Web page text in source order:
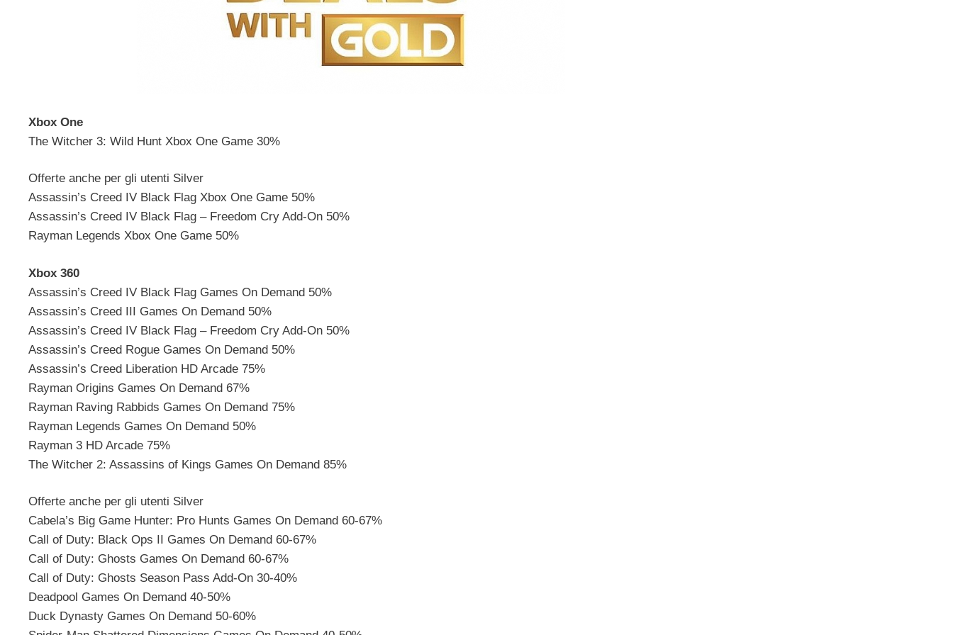
Xbox One
The Witcher 3: Wild Hunt Xbox One Game 30%
Offerte anche per gli utenti Silver
Assassin’s Creed IV Black Flag Xbox One Game 50%
Assassin’s Creed IV Black Flag – Freedom Cry Add-On 50%
Rayman Legends Xbox One Game 50%
Xbox 360
Assassin’s Creed IV Black Flag Games On Demand 50%
Assassin’s Creed III Games On Demand 50%
Assassin’s Creed IV Black Flag – Freedom Cry Add-On 50%
Assassin’s Creed Rogue Games On Demand 50%
Assassin’s Creed Liberation HD Arcade 75%
Rayman Origins Games On Demand 67%
Rayman Raving Rabbids Games On Demand 75%
Rayman Legends Games On Demand 50%
Rayman 3 HD Arcade 75%
The Witcher 2: Assassins of Kings Games On Demand 85%
Offerte anche per gli utenti Silver
Cabela’s Big Game Hunter: Pro Hunts Games On Demand 60-67%
Call of Duty: Black Ops II Games On Demand 60-67%
Call of Duty: Ghosts Games On Demand 60-67%
Call of Duty: Ghosts Season Pass Add-On 30-40%
Deadpool Games On Demand 40-50%
Duck Dynasty Games On Demand 50-60%